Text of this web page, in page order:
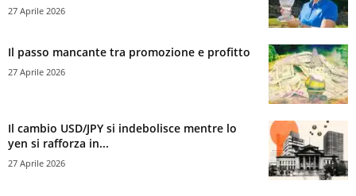
27 Aprile 2026
Il passo mancante tra promozione e profitto
27 Aprile 2026
Il cambio USD/JPY si indebolisce mentre lo
yen si rafforza in...
27 Aprile 2026